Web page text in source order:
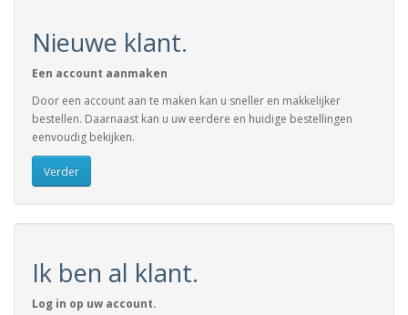
Nieuwe klant.
Een account aanmaken
Door een account aan te maken kan u sneller en makkelijker
bestellen. Daarnaast kan u uw eerdere en huidige bestellingen
eenvoudig bekijken.
Verder
Ik ben al klant.
Log in op uw account.